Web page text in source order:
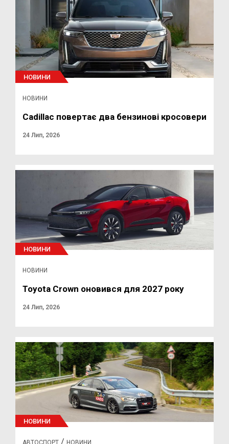
НОВИНИ
НОВИНИ
Cadillac повертає два бензинові кросовери
24 Лип, 2026
НОВИНИ
НОВИНИ
Toyota Crown оновився для 2027 року
24 Лип, 2026
НОВИНИ
АВТОСПОРТ / НОВИНИ